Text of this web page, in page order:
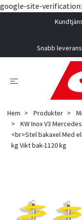
google-site-
Snabb
Hem Produkter
KW Inox V3
<br>Stel bakaxel Med
kg Vikt bak-1120 kg